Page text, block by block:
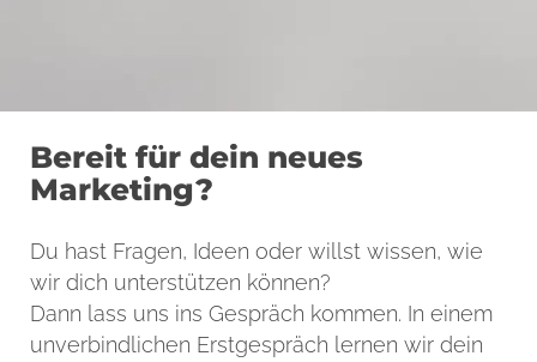
Bereit für dein neues
Marketing?
Du hast Fragen, Ideen oder willst wissen, wie
wir dich unterstützen können?
Dann lass uns ins Gespräch kommen. In einem
unverbindlichen Erstgespräch lernen wir dein